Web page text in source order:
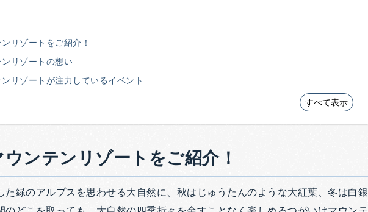
リゾートをご紹介！
リゾートの想い
リゾートが注力しているイベント
すべて表示
ンテンリゾートをご紹介！
た緑のアルプスを思わせる大自然に、秋はじゅうたんのような大紅葉、冬は白銀